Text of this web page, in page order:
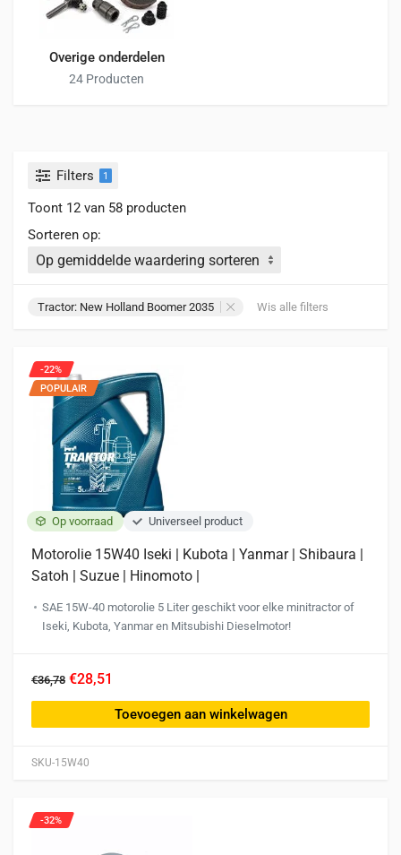
Overige onderdelen
24 Producten
Filters 1
Toont 12 van 58 producten
Sorteren op:
Tractor: New Holland Boomer 2035 Wis alle filters
Op voorraad Universeel product
SKU-15W40
-22%
POPULAIR
Motorolie 15W40 Iseki | Kubota | Yanmar | Shibaura |
Satoh | Suzue | Hinomoto |
SAE 15W-40 motorolie 5 Liter geschikt voor elke minitractor of
Iseki, Kubota, Yanmar en Mitsubishi Dieselmotor!
€36,78 €28,51
Toevoegen aan winkelwagen
-32%